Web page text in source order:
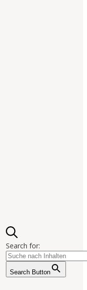
Search for:
Search Button